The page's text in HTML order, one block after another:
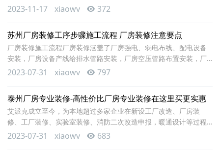
修、消防改造的工装企业。根据客户需求并结合技术法规,提供工厂
房装修,通风降温工程,车间照明工程,设备地基工程,工业地坪工程,厂
房系统配电工程,消防改造及申报工
2023-11-17 xiaowv 372
苏州厂房装修工序步骤施工流程 厂房装修注意要点
厂房装修施工流程厂房装修涵盖了厂房强电、弱电布线、配电设备
安装，厂房设备产线给排水管路安装，厂房空压管路布置安装，厂
房中央空调、暖通、送排风管路设备安装，厂房消防改造施工，厂
朗装饰从专业厂房装修施工方面概括一下厂房装修的大概施工流
程，具体内容如下：1、使用功能合理设计布局根据具体的实
2023-07-31 xiaowv 797
泰州厂房专业装修-高性价比厂房专业装修在这里买更实惠
艾派克成立至今，为本地超过多家企业在新设工厂改造、厂房装
修、工厂装修、实验室装修、消防二次改造申报，暖通设计等过程
中提供过服务，其中有许多知名的外资企业和优秀的民营企业，积
2023-07-31 xiaowv 683